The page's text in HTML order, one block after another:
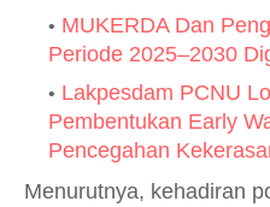
MUKERDA Dan
Periode 2025–2030
Lakpesdam PCNU
Pembentukan Early
Pencegahan
Menurutnya, kehadiran